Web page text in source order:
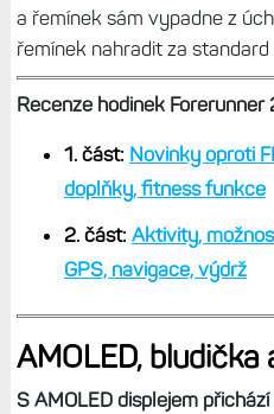
a řemínek sám vypadne z
řemínek nahradit za standard
Recenze hodinek Forerunner
1. část: Novinky oproti
doplňky, fitness funkce
2. část: Aktivity,
GPS, navigace, výdrž
AMOLED, bludička
S AMOLED displejem